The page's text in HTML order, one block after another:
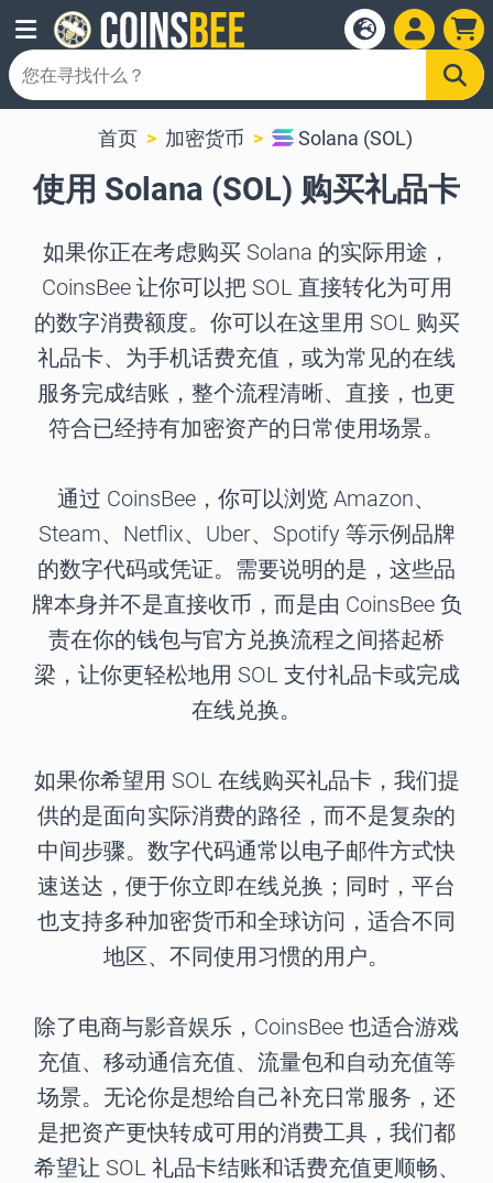
首页 加密货币 Solana (SOL)
使用 Solana (SOL) 购买礼品卡
如果你正在考虑购买 Solana 的实际用途，
CoinsBee 让你可以把 SOL 直接转化为可用
的数字消费额度。你可以在这里用 SOL 购买
礼品卡、为手机话费充值，或为常见的在线
服务完成结账，整个流程清晰、直接，也更
符合已经持有加密资产的日常使用场景。
通过 CoinsBee，你可以浏览 Amazon、
Steam、Netflix、Uber、Spotify 等示例品牌
的数字代码或凭证。需要说明的是，这些品
牌本身并不是直接收币，而是由 CoinsBee 负
责在你的钱包与官方兑换流程之间搭起桥
梁，让你更轻松地用 SOL 支付礼品卡或完成
在线兑换。
如果你希望用 SOL 在线购买礼品卡，我们提
供的是面向实际消费的路径，而不是复杂的
中间步骤。数字代码通常以电子邮件方式快
速送达，便于你立即在线兑换；同时，平台
也支持多种加密货币和全球访问，适合不同
地区、不同使用习惯的用户。
除了电商与影音娱乐，CoinsBee 也适合游戏
充值、移动通信充值、流量包和自动充值等
场景。无论你是想给自己补充日常服务，还
是把资产更快转成可用的消费工具，我们都
希望让 SOL 礼品卡结账和话费充值更顺畅、